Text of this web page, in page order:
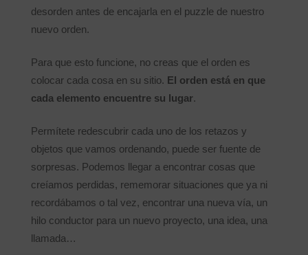
desorden antes de encajarla en el puzzle de nuestro
nuevo orden.
Para que esto funcione, no creas que el orden es
colocar cada cosa en su sitio. El orden está en que
cada elemento encuentre su lugar.
Permítete redescubrir cada uno de los retazos y
objetos que vamos ordenando, puede ser fuente de
sorpresas. Podemos llegar a encontrar cosas que
creíamos perdidas, rememorar situaciones que ya ni
recordábamos o tal vez, encontrar una nueva vía, un
hilo conductor para un nuevo proyecto, una idea, una
llamada…